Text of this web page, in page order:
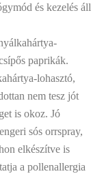
és kezelés áll
paprikák.
lohasztó,
nem tesz jót
is okoz. Jó
sós orrspray,
elkészítve is
a pollenallergia